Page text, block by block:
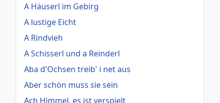
A Häuserl im Gebirg
A lustige Eicht
A Rindvieh
A Schisserl und a Reinderl
Aba d'Ochsen treib' i net aus
Aber schön muss sie sein
Ach Himmel, es ist verspielt